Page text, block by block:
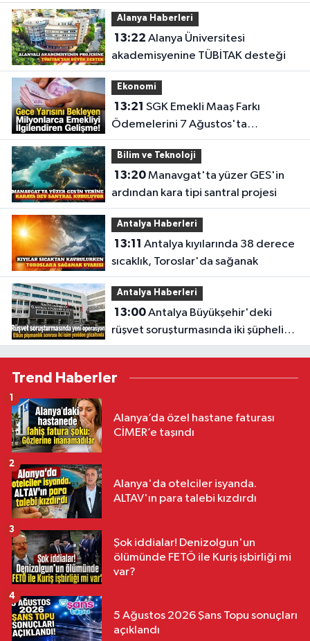
Alanya Haberleri
13:22
akademisyenine TÜBİTAK desteği
Ekonomi
13:21
Ödemelerini 7 Ağustos'ta
Başlatıyor
Bilim ve Teknoloji
13:20Manavgat'ta yüzer GES'in
ardından kara tipi santral projesi
Antalya Haberleri
13:11
sıcaklık, Toroslar'da sağanak
Antalya Haberleri
13:00Antalya Büyükşehir'deki
rüşvet soruşturmasında iki şüpheli
yeniden gözaltına alındı
Trend Haberler
Alanya’da özel hastane faturası
CİMER’e taşındı
1
Alanya'da otelciler isyanda.
ALTAV'ın para talebi kızdırdı
2
Şok iddialar! Denizolgun'un
ölümünde FETÖ ile Kuriş işbirliği mi
var?
3
5 Ağustos 2026 Şans Topu sonuçları
açıklandı
4